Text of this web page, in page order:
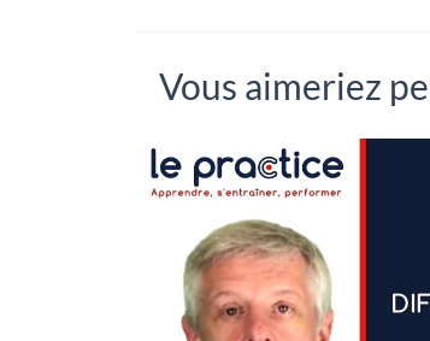
Vous aimeriez